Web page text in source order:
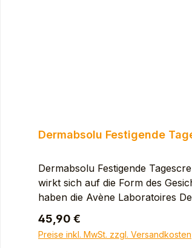
Dermabsolu Festigende
Dermabsolu Festigende
wirkt sich auf die Form des
haben die Avène Laboratoires
Trockenheit und
Haut, die auf der Suche nach
Gesicht, Hals und Dekolleté
Regulärer Preis:
45,90 €
Preise inkl. MwSt. zzgl. Versandkosten